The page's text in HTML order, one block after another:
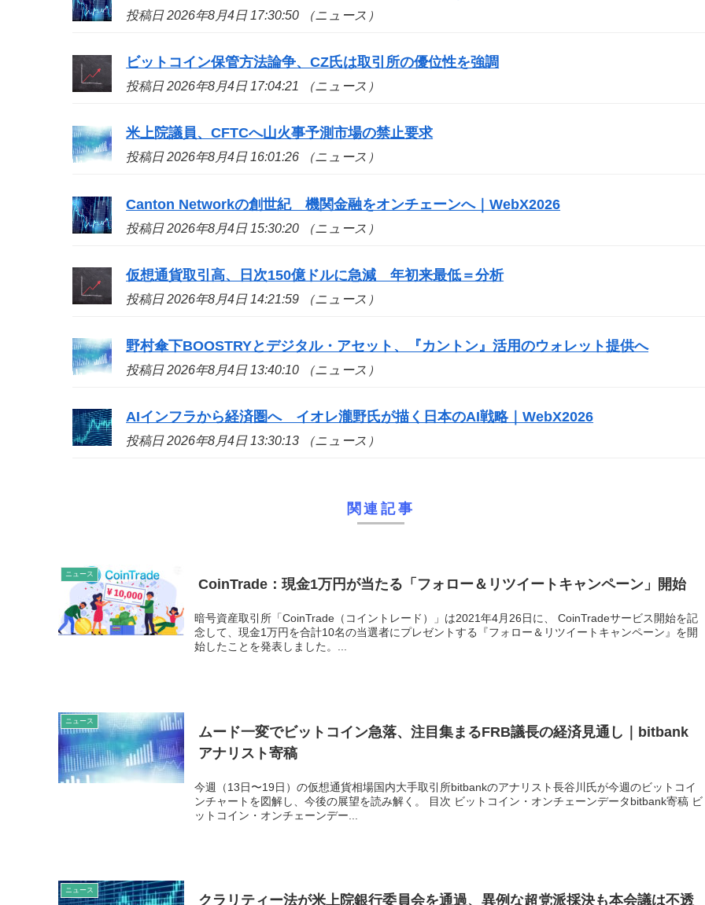
投稿日 2026年8月4日 17:30:50 （ニュース）
ビットコイン保管方法論争、CZ氏は取引所の優位性を強調
投稿日 2026年8月4日 17:04:21 （ニュース）
米上院議員、CFTCへ山火事予測市場の禁止要求
投稿日 2026年8月4日 16:01:26 （ニュース）
Canton Networkの創世紀 機関金融をオンチェーンへ｜WebX2026
投稿日 2026年8月4日 15:30:20 （ニュース）
仮想通貨取引高、日次150億ドルに急減 年初来最低＝分析
投稿日 2026年8月4日 14:21:59 （ニュース）
野村傘下BOOSTRYとデジタル・アセット、『カントン』活用のウォレット提供へ
投稿日 2026年8月4日 13:40:10 （ニュース）
AIインフラから経済圏へ イオレ瀧野氏が描く日本のAI戦略｜WebX2026
投稿日 2026年8月4日 13:30:13 （ニュース）
関連記事
ニュース
CoinTrade：現金1万円が当たる「フォロー＆リツイートキャンペーン」開始
暗号資産取引所「CoinTrade（コイントレード）」は2021年4月26日に、 CoinTradeサービス開始を記
念して、現金1万円を合計10名の当選者にプレゼントする『フォロー＆リツイートキャンペーン』を開
始したことを発表しました。...
ニュース
ムード一変でビットコイン急落、注目集まるFRB議長の経済見通し｜bitbank
アナリスト寄稿
今週（13日〜19日）の仮想通貨相場国内大手取引所bitbankのアナリスト長谷川氏が今週のビットコイ
ンチャートを図解し、今後の展望を読み解く。 目次 ビットコイン・オンチェーンデータbitbank寄稿 ビ
ットコイン・オンチェーンデー...
ニュース
クラリティー法が米上院銀行委員会を通過、異例な超党派採決も本会議は不透